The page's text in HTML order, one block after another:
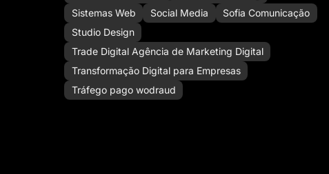
Sistemas Web
Social Media
Sofia Comunicação
Studio Design
Trade Digital Agência de Marketing Digital
Transformação Digital para Empresas
Tráfego pago wodraud